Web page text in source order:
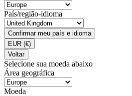
País/região-idioma
Confirmar meu país e idioma
EUR (€)
Voltar
Selecione sua moeda abaixo
Área geográfica
Moeda